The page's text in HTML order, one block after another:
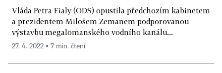
Vláda Petra Fialy (ODS) opustila předchozím kabinetem
a prezidentem Milošem Zemanem podporovanou
výstavbu megalomanského vodního kanálu...
27. 4. 2022 ▪ 7 min. čtení